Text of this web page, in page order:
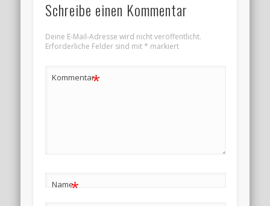
Schreibe einen Kommentar
Deine E-Mail-Adresse wird nicht veröffentlicht.
Erforderliche Felder sind mit* markiert
Kommentar*
Name*